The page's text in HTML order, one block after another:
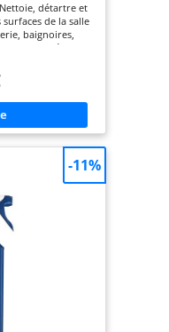
Nettoie, détartre et
de la salle
baignoires,
propre et éclatant
ET ÉQUILIBRÉE :
les résidus de
cette formule
nettes et
PARFUM FLORAL
durable de
CONSEILS
la surface, laisser
essuyer à l’aide
de brillance, finir
BRIOCHIN :
1919. Depuis
savoir-faire de
d’entretien
aux besoins
-11%